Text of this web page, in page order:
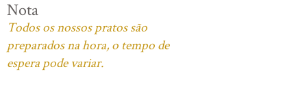
Nota
Todos os nossos pratos são
preparados na hora, o tempo de
espera pode variar.